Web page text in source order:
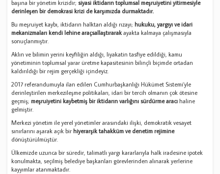
başına bir yönetim krizidir; siyasi iktidarın toplumsal meşruiyetini yitirmesiyle
derinleşen bir demokrasi krizi de karşımızda durmaktadır.
Bu meşruiyet kaybı, iktidarın halktan aldığı rızayı; hukuku, yargıyı ve idari
mekanizmaları kendi lehine araçsallaştırarakayakta kalmaya çalışmasıyla
sonuçlanmıştır.
Aklın ve bilimin yerini keyfiliğin aldığı, liyakatin tasfiye edildiği, kamu
yönetiminin toplumsal yarar üretme kapasitesinin bilinçli biçimde ortadan
kaldırıldığı bir rejim gerçekliği içindeyiz.
2017 referandumuyla ilan edilen Cumhurbaşkanlığı Hükümet Sistemi’yle
derinleştirilen merkezileşme politikaları, idari bir tercih olmanın çok ötesine
geçmiş;meşruiyetini kaybetmiş bir iktidarın varlığını sürdürme aracıhaline
gelmiştir.
Merkezi yönetim ile yerel yönetimler arasındaki ilişki, demokratik vesayet
sınırlarını aşarak açık bir hiyerarşik tahakküm ve denetim rejimine
dönüştürülmüştür.
Ülkemizde uzunca bir süredir, talimatlı yargı kararlarıyla halk iradesine ipotek
konulmakta, seçilmiş belediye başkanları görevlerinden alınarak yerlerine
kayyımlar atanmaktadır.